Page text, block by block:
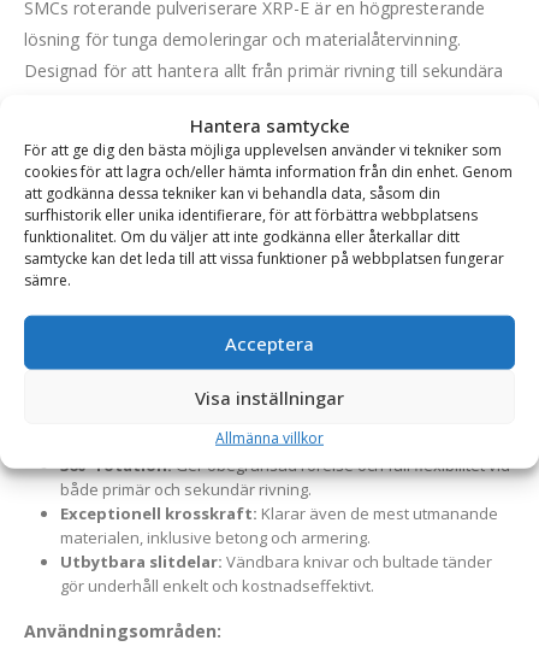
Hantera samtycke
För att ge dig den bästa möjliga upplevelsen använder vi tekniker som
cookies för att lagra och/eller hämta information från din enhet. Genom
att godkänna dessa tekniker kan vi behandla data, såsom din
surfhistorik eller unika identifierare, för att förbättra webbplatsens
funktionalitet. Om du väljer att inte godkänna eller återkallar ditt
samtycke kan det leda till att vissa funktioner på webbplatsen fungerar
sämre.
Acceptera
Visa inställningar
Allmänna villkor
SMCs roterande pulveriserare XRP-E är en högpresterande
lösning för tunga demoleringar och materialåtervinning.
Designad för att hantera allt från primär rivning till sekundära
Hardox och avancerade funktioner för att möta behoven hos
moderna entreprenörer.
Nyckelfunktioner och fördelar:
Material i toppklass:Tillverkad av slitstarkt 400 Hardox,
med käftar utrustade med vändbara knivar i 600 Hardox för
Utbytbara tänder:Fast och rörlig käft har bultade tänder i
slitstarkt stålgjutgods, vilket förenklar underhåll och förlänger
användningstiden.
Den separat monterade
sekunder, vilket ökar produktiviteten.
360° rotation:Ger obegränsad rörelse och full flexibilitet vid
både primär och sekundär rivning.
Exceptionell krosskraft: Klarar även de mest utmanande
materialen, inklusive betong och armering.
Utbytbara slitdelar: Vändbara knivar och bultade tänder
gör underhåll enkelt och kostnadseffektivt.
Användningsområden: